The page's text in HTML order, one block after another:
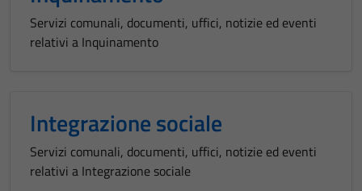
Servizi comunali, documenti, uffici, notizie ed eventi
relativi a Inquinamento
Integrazione sociale
Servizi comunali, documenti, uffici, notizie ed eventi
relativi a Integrazione sociale